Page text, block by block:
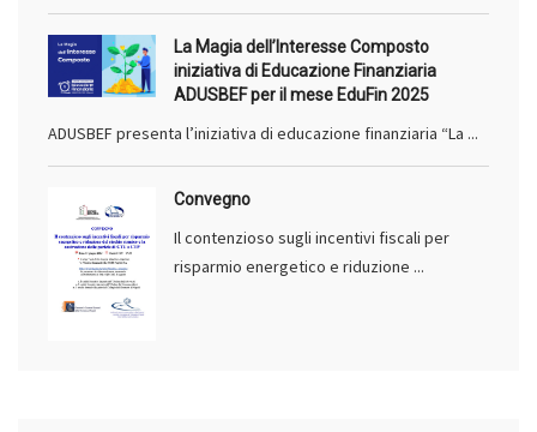
La Magia dell’Interesse Composto
iniziativa di Educazione Finanziaria
ADUSBEF per il mese EduFin 2025
ADUSBEF presenta l’iniziativa di educazione finanziaria “La ...
Convegno
Il contenzioso sugli incentivi fiscali per
risparmio energetico e riduzione ...